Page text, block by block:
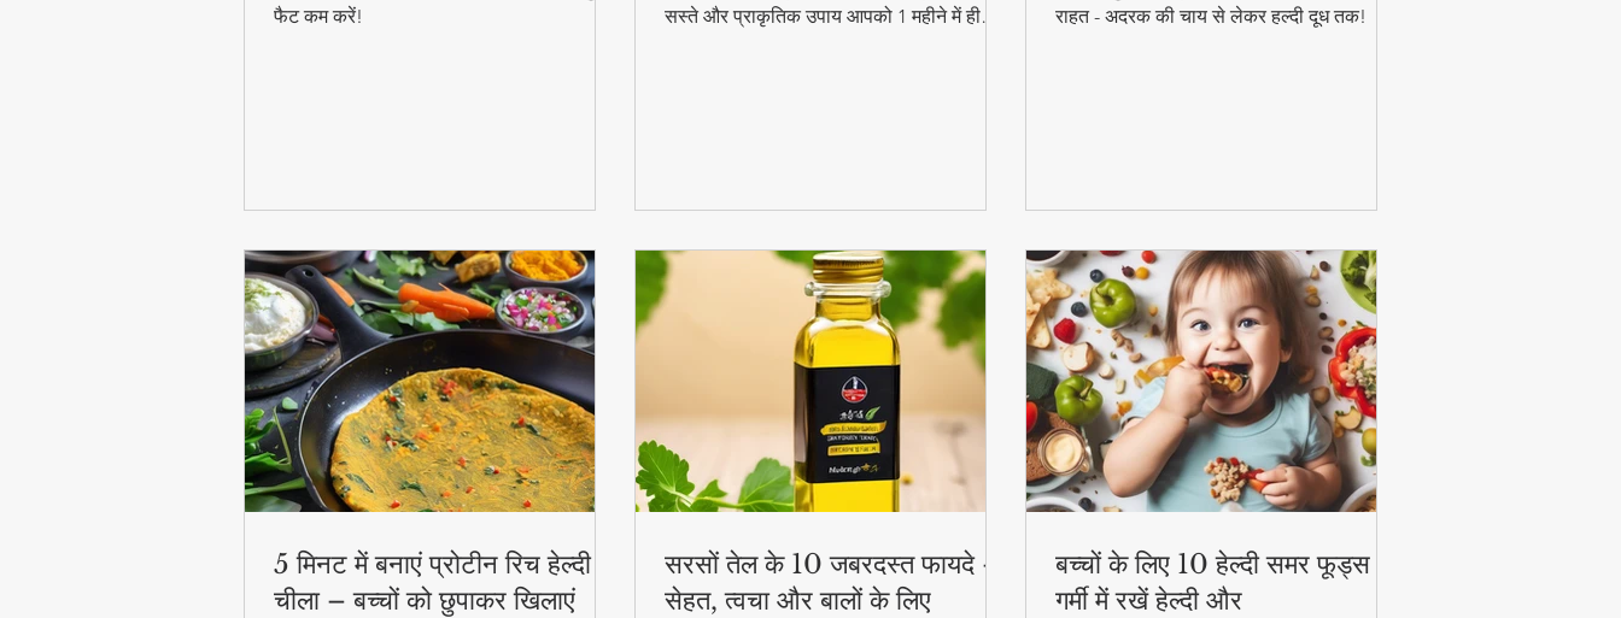
फैट कम करें!
सस्ते और प्राकृतिक उपाय आपको 1 महीने में ही
राहत - अदरक की चाय से लेकर हल्दी दूध तक!
5 मिनट में बनाएं प्रोटीन रिच हेल्दी
चीला – बच्चों को छुपाकर खिलाएं
सरसों तेल के 10 जबरदस्त फायदे -
सेहत, त्वचा और बालों के लिए
बच्चों के लिए 10 हेल्दी समर फूड्स |
गर्मी में रखें हेल्दी और